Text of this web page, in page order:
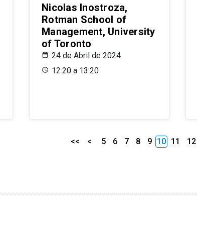
Nicolas Inostroza,
Rotman School of
Management, University
of Toronto
24 de Abril de 2024
12:20 a 13:20
<< < 5 6 7 8 9 10 11 12